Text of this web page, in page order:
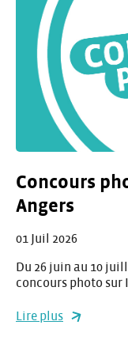
Concours
Angers
01 Juil 2026
Du 26 juin au 10
concours photo sur
Lire plus